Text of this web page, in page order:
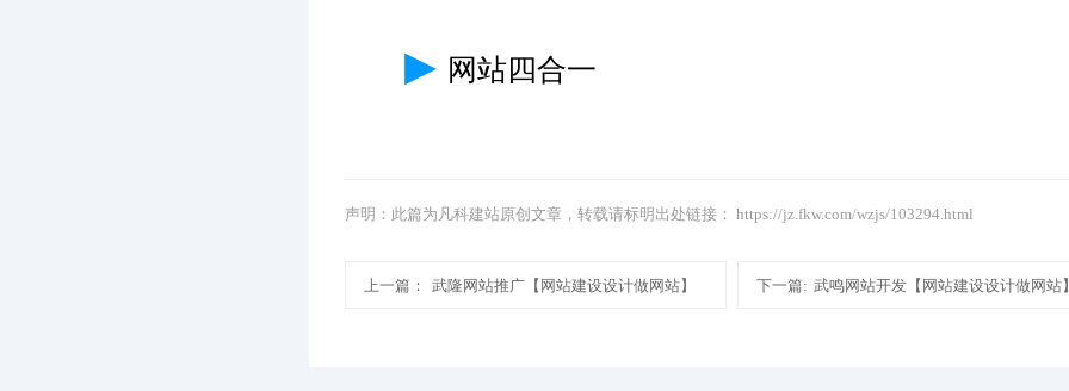
▶ 网站四合一
声明：此篇为凡科建站原创文章，转载请标明出处链接： https://jz.fkw.com/wzjs/103294.html
上一篇： 武隆网站推广【网站建设设计做网站】 下一篇: 武鸣网站开发【网站建设设计做网站